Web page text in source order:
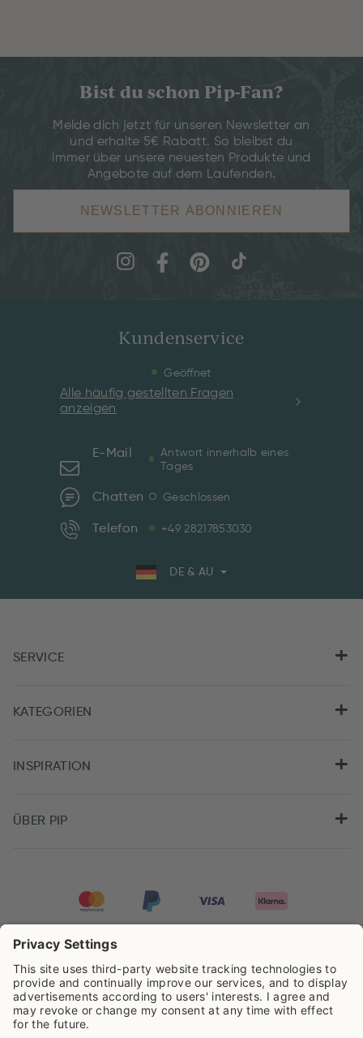
Bist du schon Pip-Fan?
Melde dich jetzt für unseren Newsletter an
und erhalte 5€ Rabatt. So bleibst du
immer über unsere neuesten Produkte und
Angebote auf dem Laufenden.
NEWSLETTER ABONNIEREN
Kundenservice
Geöffnet
Alle häufig gestellten Fragen
anzeigen
E-Mail
Antwort innerhalb eines
Tages
Chatten Geschlossen
Telefon +49 28217853030
DE & AU
SERVICE
KATEGORIEN
INSPIRATION
ÜBER PIP